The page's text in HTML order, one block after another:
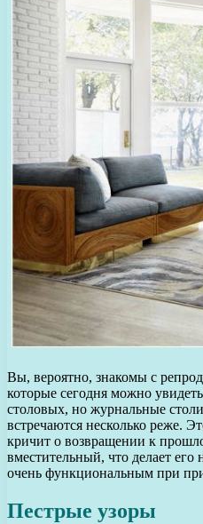
Вы, вероятно, знакомы с
которые сегодня можно
столовых, но журнальные
встречаются несколько реже.
кричит о возвращении к
вместительный, что делает
очень функциональным при
Пестрые узоры